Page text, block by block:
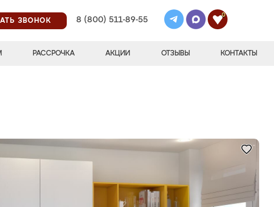
ЗВОНОК
8 (800) 511-89-55
0
РАССРОЧКА АКЦИИ ОТЗЫВЫ КОНТАКТЫ